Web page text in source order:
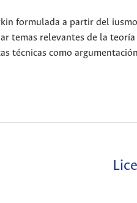
formulada a partir del
temas relevantes de la
técnicas como